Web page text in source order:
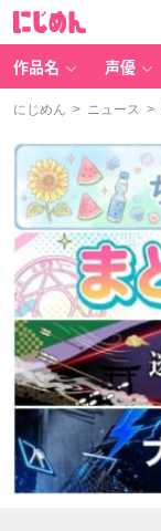
作品名 声優
にじめん > ニュース >